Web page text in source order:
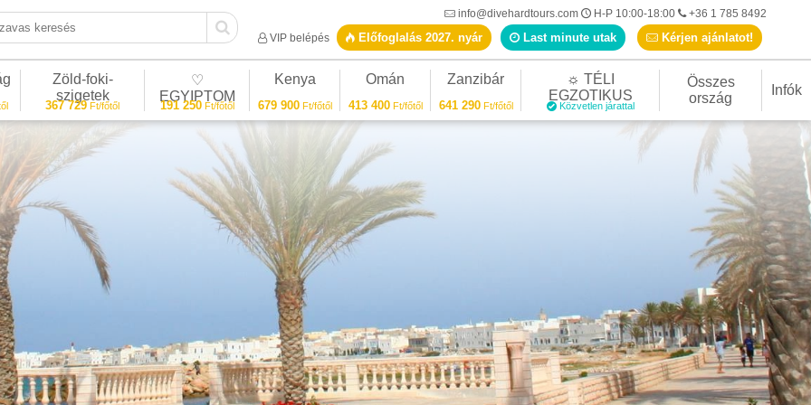
keresés
info@divehardtours.com H-P 10:00-18:00
+36 1 785 8492
VIP belépés
Előfoglalás 2027. nyár Last minute utak Kérjen ajánlatot!
Zöld-foki-
szigetek
367 729 Ft/főtől
♡
EGYIPTOM
191 250Ft/főtől
Kenya
679 900Ft/főtől
Omán
413 400Ft/főtől
Zanzibár
641 290Ft/főtől
☼ TÉLI
EGZOTIKUS
Közvetlen járattal
Összes
ország
Infók